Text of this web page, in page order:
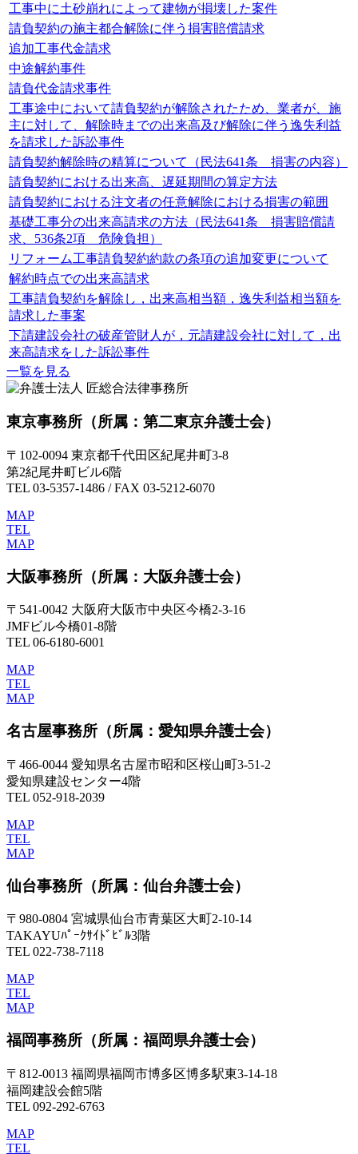
工事中に土砂崩れによって建物が損壊した案件
請負契約の施主都合解除に伴う損害賠償請求
追加工事代金請求
中途解約事件
請負代金請求事件
工事途中において請負契約が解除されたため、業者が、施
主に対して、解除時までの出来高及び解除に伴う逸失利益
を請求した訴訟事件
請負契約解除時の精算について（民法641条 損害の内容）
請負契約における出来高、遅延期間の算定方法
請負契約における注文者の任意解除における損害の範囲
基礎工事分の出来高請求の方法（民法641条 損害賠償請
求、536条2項 危険負担）
リフォーム工事請負契約約款の条項の追加変更について
解約時点での出来高請求
工事請負契約を解除し，出来高相当額，逸失利益相当額を
請求した事案
下請建設会社の破産管財人が，元請建設会社に対して，出
来高請求をした訴訟事件
一覧を見る
東京事務所 （所属：第二東京弁護士会）
〒102-0094 東京都千代田区紀尾井町3-8
第2紀尾井町ビル6階
TEL 03-5357-1486 / FAX 03-5212-6070
MAP
TEL
MAP
大阪事務所 （所属：大阪弁護士会）
〒541-0042 大阪府大阪市中央区今橋2-3-16
JMFビル今橋01-8階
TEL 06-6180-6001
MAP
TEL
MAP
名古屋事務所 （所属：愛知県弁護士会）
〒466-0044 愛知県名古屋市昭和区桜山町3-51-2
愛知県建設センター4階
TEL 052-918-2039
MAP
TEL
MAP
仙台事務所 （所属：仙台弁護士会）
〒980-0804 宮城県仙台市青葉区大町2-10-14
TAKAYUﾊﾟｰｸｻｲﾄﾞﾋﾞﾙ3階
TEL 022-738-7118
MAP
TEL
MAP
福岡事務所 （所属：福岡県弁護士会）
〒812-0013 福岡県福岡市博多区博多駅東3-14-18
福岡建設会館5階
TEL 092-292-6763
MAP
TEL